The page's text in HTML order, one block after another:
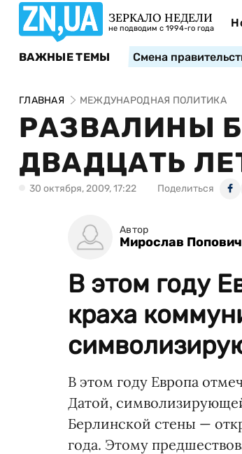
ЗЕРКАЛО НЕДЕЛИ
не подводим с 1994-го года
ВАЖНЫЕ ТЕМЫ Смена
ГЛАВНАЯ МЕЖДУНАРОДНАЯ ПОЛИТИКА
РАЗВАЛИНЫ
ДВАДЦАТЬ
30 октября, 2009, 17:22 Поделиться
Автор
Мирослав Попович
В этом году
краха
В этом году Европа
Датой,
Берлинской стены —
года. Этому